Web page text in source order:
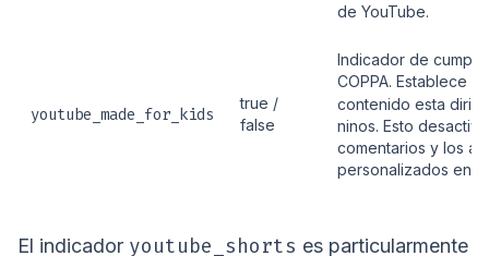
de YouTube.
youtube_made_for_kids
true /
false
Indicador de
COPPA. Establece
contenido esta
ninos. Esto
comentarios y los
personalizados en
El indicador youtube_shorts es particularmente